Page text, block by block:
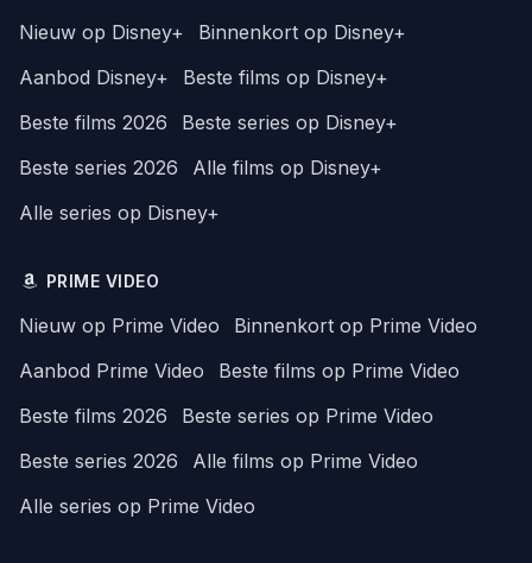
Nieuw op Disney+
Binnenkort op Disney+
Aanbod Disney+
Beste films op Disney+
Beste films 2026
Beste series op Disney+
Beste series 2026
Alle films op Disney+
Alle series op Disney+
PRIME VIDEO
Nieuw op Prime Video
Binnenkort op Prime Video
Aanbod Prime Video
Beste films op Prime Video
Beste films 2026
Beste series op Prime Video
Beste series 2026
Alle films op Prime Video
Alle series op Prime Video